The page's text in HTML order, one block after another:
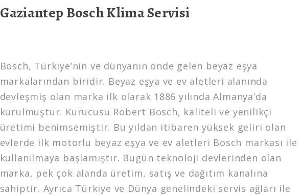
Gaziantep Bosch Klima Servisi
Bosch, Türkiye’nin ve dünyanın önde gelen beyaz eşya
markalarından biridir. Beyaz eşya ve ev aletleri alanında
devleşmiş olan marka ilk olarak 1886 yılında Almanya’da
kurulmuştur. Kurucusu Robert Bosch, kaliteli ve yenilikçi
üretimi benimsemiştir. Bu yıldan itibaren yüksek geliri olan
evlerde ilk motorlu beyaz eşya ve ev aletleri Bosch markası ile
kullanılmaya başlamıştır. Bugün teknoloji devlerinden olan
marka, pek çok alanda üretim, satış ve dağıtım kanalına
sahiptir. Ayrıca Türkiye ve Dünya genelindeki servis ağları ile